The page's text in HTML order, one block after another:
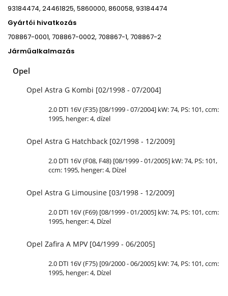
93184474, 24461825, 5860000, 860058, 93184474
Gyártói hivatkozás
708867-0001, 708867-0002, 708867-1, 708867-2
Járműalkalmazás
Opel
Opel Astra G Kombi [02/1998 - 07/2004]
2.0 DTI 16V (F35) [08/1999 - 07/2004] kW: 74, PS: 101, ccm:
1995, henger: 4, dízel
Opel Astra G Hatchback [02/1998 - 12/2009]
2.0 DTI 16V (F08, F48) [08/1999 - 01/2005] kW: 74, PS: 101,
ccm: 1995, henger: 4, Dízel
Opel Astra G Limousine [03/1998 - 12/2009]
2.0 DTI 16V (F69) [08/1999 - 01/2005] kW: 74, PS: 101, ccm:
1995, henger: 4, Dízel
Opel Zafira A MPV [04/1999 - 06/2005]
2.0 DTI 16V (F75) [09/2000 - 06/2005] kW: 74, PS: 101, ccm:
1995, henger: 4, Dízel